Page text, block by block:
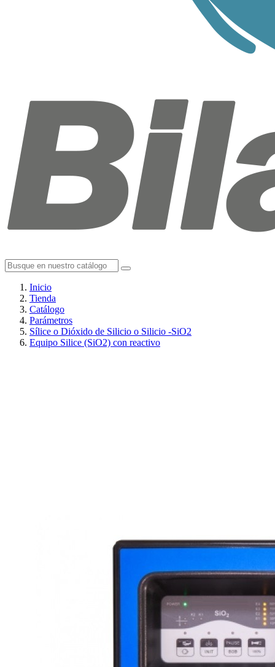
Inicio
Tienda
Catálogo
Parámetros
Sílice o Dióxido de Silicio o Silicio -SiO2
Equipo Silice (SiO2) con reactivo